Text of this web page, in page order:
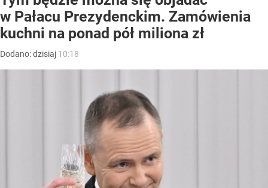
w Pałacu Prezydenckim. Zamówienia
kuchni na ponad pół miliona zł
Dodano:dzisiaj 10:18